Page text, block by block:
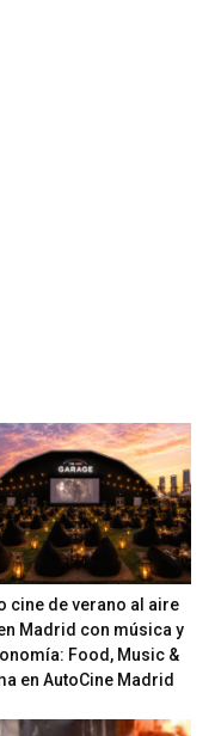
cine de verano al aire
Madrid con música y
Food, Music &
en AutoCine Madrid